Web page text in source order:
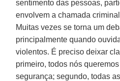
sentimento das pessoas,
envolvem a chamada
Muitas vezes se torna um
principalmente quando
violentos. É preciso deixar
primeiro, todos nós
segurança; segundo, todas